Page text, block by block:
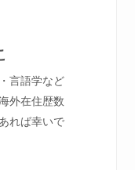
言語学など
外在住歴数
れば幸いで